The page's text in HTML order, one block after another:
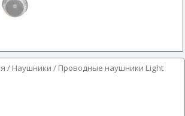
/ Наушники / Проводные наушники Light